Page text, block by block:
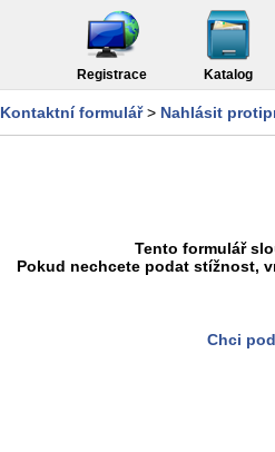
Registrace Katalog
Kontaktní formulář> Nahlásit
Tento formulář
Pokud nechcete podat stížnost,
Chci